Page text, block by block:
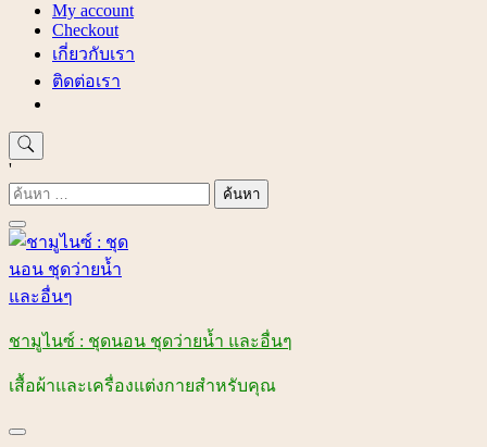
My account
Checkout
เกี่ยวกับเรา
ติดต่อเรา
'
ค้นหา
สำหรับ:
ชามูไนซ์ : ชุดนอน ชุดว่ายน้ำ และอื่นๆ
เสื้อผ้าและเครื่องแต่งกายสำหรับคุณ